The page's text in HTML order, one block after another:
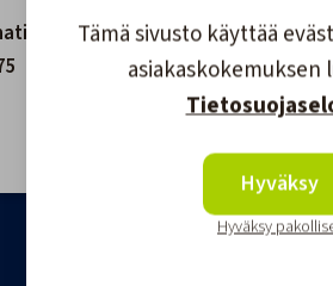
7
Linder Kiinnike
28,00 €
Tämä sivusto käyttää
asiakaskokemuksen
Hyväksy
Hyväksy